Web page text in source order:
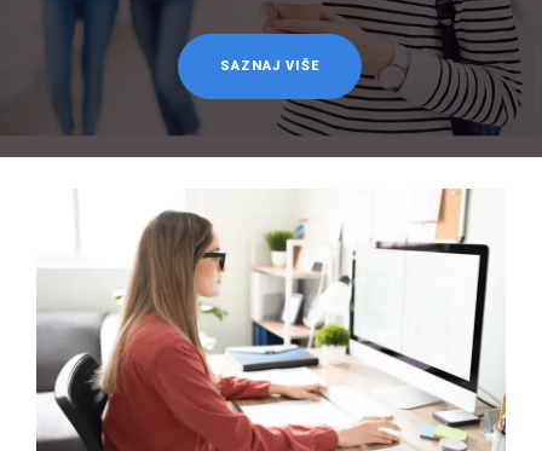
PREVODILAČKI BIRO
KURSEVI
NOVOSTI
KONTAKT
SAZNAJ VIŠE